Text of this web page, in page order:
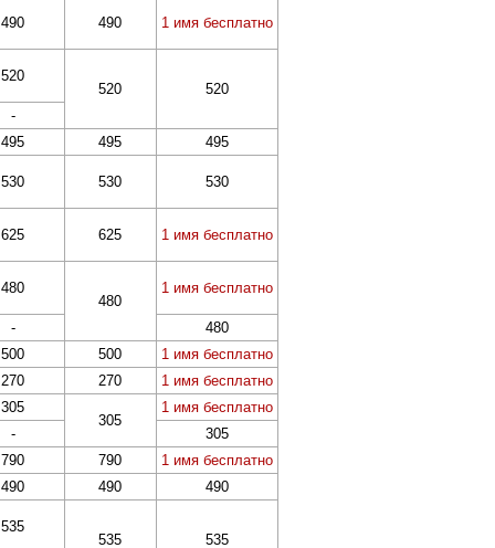
490
490
1 имя бесплатно
520
520
520
-
495 495
495
530
530
530
625
625
1 имя бесплатно
480
480
1 имя бесплатно
-
480
500 500
1 имя бесплатно
270 270
1 имя бесплатно
305
305
1 имя бесплатно
-
305
790 790
1 имя бесплатно
490 490
490
535
535
535